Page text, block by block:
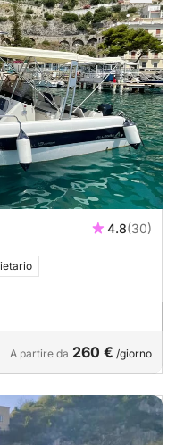
4.8(30)
A partire da 260 € /giorno